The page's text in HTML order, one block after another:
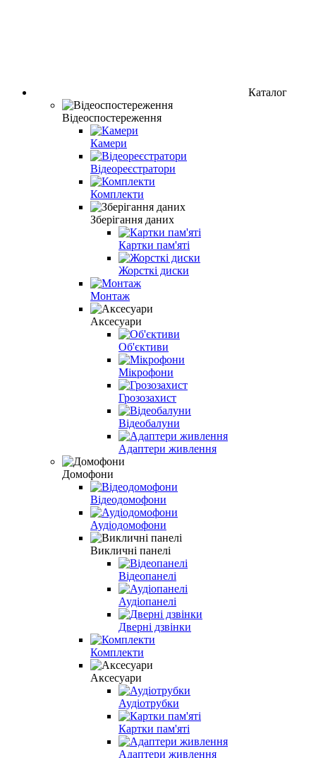
Каталог
Відеоспостереження
Камери
Відеореєстратори
Комплекти
Зберігання даних
Картки пам'яті
Жорсткі диски
Монтаж
Аксесуари
Об'єктиви
Мікрофони
Грозозахист
Відеобалуни
Адаптери живлення
Домофони
Відеодомофони
Аудіодомофони
Викличні панелі
Відеопанелі
Аудіопанелі
Дверні дзвінки
Комплекти
Аксесуари
Аудіотрубки
Картки пам'яті
Адаптери живлення